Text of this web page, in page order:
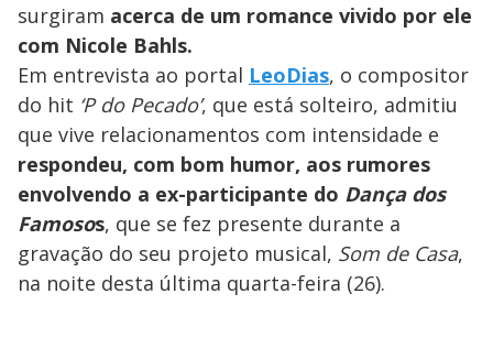
surgiram acerca de um romance vivido por ele
com Nicole Bahls.
Em entrevista ao portal LeoDias, o compositor
do hit ‘P do Pecado’, que está solteiro, admitiu
que vive relacionamentos com intensidade e
respondeu, com bom humor, aos rumores
envolvendo a ex-participante do Dança dos
Famosos, que se fez presente durante a
gravação do seu projeto musical, Som de Casa,
na noite desta última quarta-feira (26).